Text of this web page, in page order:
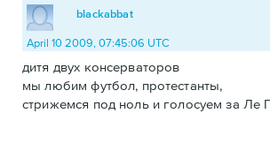
blackabbat
April 10 2009, 07:45:06 UTC
дитя двух консерваторов
мы любим футбол, протестанты,
стрижемся под ноль и голосуем за Ле